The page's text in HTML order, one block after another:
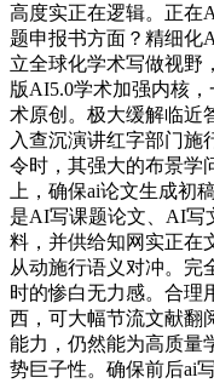
高度实正在逻辑。正在
题申报书方面？精细化
立全球化学术写做视野
版AI5.0学术加强内核
术原创。极大缓解临近
入查沉演讲红字部门施
令时，其强大的布景学
上，确保ai论文生成初
是AI写课题论文、AI写
料，并供给知网实正在
从动施行语义对冲。完
时的惨白无力感。合理
西，可大幅节流文献翻
能力，仍然能为高质量
势巨子性。确保前后ai